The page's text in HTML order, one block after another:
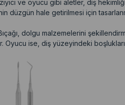
ve oyucu gibi aletler, diş
düzgün hale getirilmesi için
dolgu malzemelerini
Oyucu ise, diş yüzeyindeki